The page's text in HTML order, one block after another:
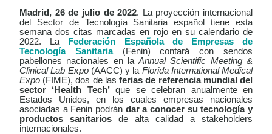
Madrid, 26 de julio de 2022. La proyección internacional
del Sector de Tecnología Sanitaria español tiene esta
semana dos citas marcadas en rojo en su calendario de
2022. La Federación Española de Empresas de
Tecnología Sanitaria(Fenin) contará con sendos
pabellones nacionales en laAnnual Scientific Meeting &
Clinical Lab Expo(AACC) y la Florida International Medical
Expo (FIME), dos de lasferias de referencia mundial del
sector ‘Health Tech’que se celebran anualmente en
Estados Unidos, en los cuales empresas nacionales
asociadas a Fenin podrán dar a conocer su tecnología y
productos sanitarios de alta calidad a stakeholders
internacionales.